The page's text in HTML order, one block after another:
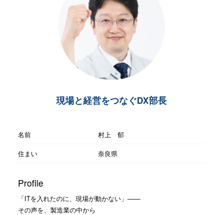
現場と経営をつなぐDX部長
名前
村上 郁
住まい
奈良県
Profile
「ITを入れたのに、現場が動かない」——
その声を、製造業の中から